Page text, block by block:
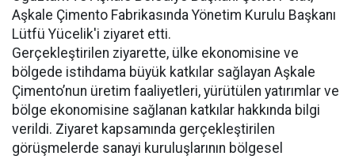
Aşkale Çimento Fabrikasında Yönetim Kurulu Başkanı
Lütfü Yücelik'i ziyaret etti.
Gerçekleştirilen ziyarette, ülke ekonomisine ve
bölgede istihdama büyük katkılar sağlayan Aşkale
Çimento’nun üretim faaliyetleri, yürütülen yatırımlar ve
bölge ekonomisine sağlanan katkılar hakkında bilgi
verildi. Ziyaret kapsamında gerçekleştirilen
görüşmelerde sanayi kuruluşlarının bölgesel